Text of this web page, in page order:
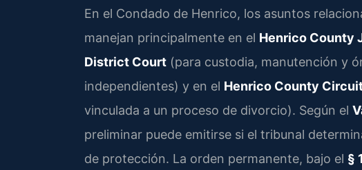
En el Condado de Henrico, los asuntos
manejan principalmente en el Henrico County
District Court (para custodia, manutención y
independientes) y en el Henrico County
vinculada a un proceso de divorcio). Según el
preliminar puede emitirse si el tribunal
de protección. La orden permanente, bajo el §